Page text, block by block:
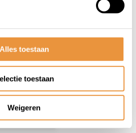
Alles toestaan
toestaan
Weigeren